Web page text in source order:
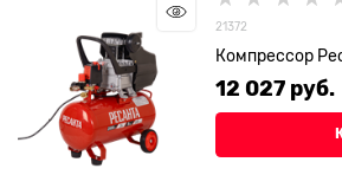
21372
Компрессор
12 027 руб.